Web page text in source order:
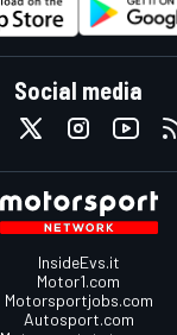
Social media
InsideEvs.it
Motor1.com
Motorsportjobs.com
Autosport.com